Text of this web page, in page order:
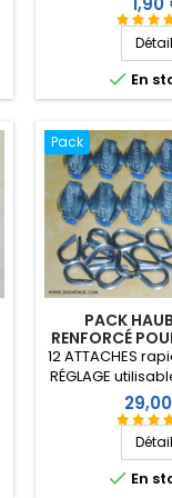
mettre en
de haubanage
verticales ou
mono-filament
mm.
 En
Pack
PACK
RENFORCÉ
12 ATTACHES
RÉGLAGE
COSSES
Prix
 En